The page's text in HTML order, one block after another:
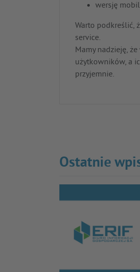
wersję
Warto podkreślić,
service.
Mamy nadzieję,
użytkowników, a
przyjemnie.
Ostatnie